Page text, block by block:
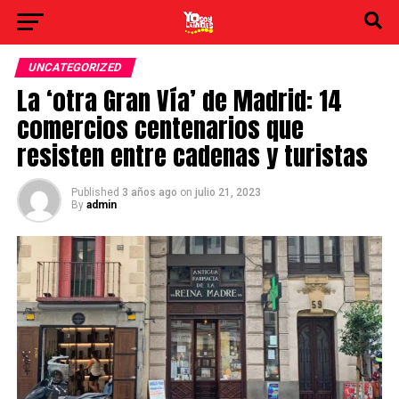
UNCATEGORIZED
La ‘otra Gran Vía’ de Madrid: 14
comercios centenarios que
resisten entre cadenas y turistas
Published 3 años ago on julio 21, 2023
By admin